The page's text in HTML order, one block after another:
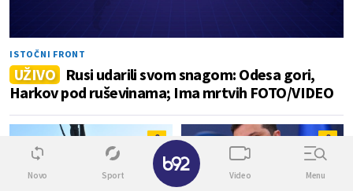
ISTOČNI FRONT
UŽIVO Rusi udarili svom snagom: Odesa gori,
Harkov pod ruševinama; Ima mrtvih FOTO/VIDEO
0 0
Novo Sport Video Menu
✕